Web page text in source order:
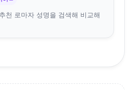
천 로마자 성명을 검색해 비교해